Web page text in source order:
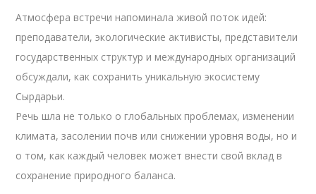
Атмосфера встречи напоминала живой поток идей:
преподаватели, экологические активисты, представители
государственных структур и международных организаций
обсуждали, как сохранить уникальную экосистему
Сырдарьи.
Речь шла не только о глобальных проблемах, изменении
климата, засолении почв или снижении уровня воды, но и
о том, как каждый человек может внести свой вклад в
сохранение природного баланса.